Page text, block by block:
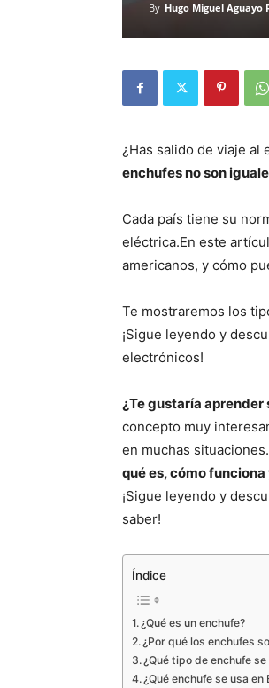
By Hugo Miguel Aguayo
¿Has salido de viaje al
enchufes no son
Cada país tiene su
eléctrica.En este
americanos, y cómo
Te mostraremos los
¡Sigue leyendo y
electrónicos!
¿Te gustaría aprender
concepto muy
en muchas
qué es, cómo
¡Sigue leyendo y
saber!
Índice
¿Qué es un enchufe?
¿Por qué los enchufes
¿Qué tipo de enchufe se
¿Qué enchufe se usa en